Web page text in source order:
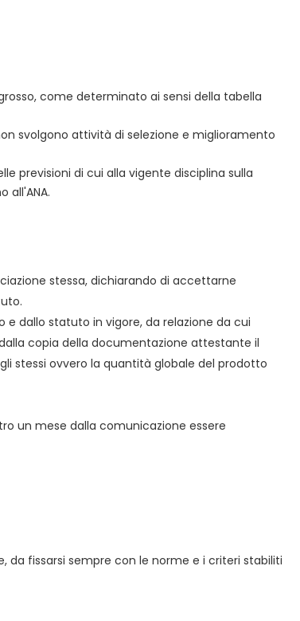
come determinato ai sensi della tabella
svolgono attività di selezione e miglioramento
previsioni di cui alla vigente disciplina sulla
all'ANA.
stessa, dichiarando di accettarne
dallo statuto in vigore, da relazione da cui
copia della documentazione attestante il
stessi ovvero la quantità globale del prodotto
un mese dalla comunicazione essere
fissarsi sempre con le norme e i criteri stabiliti